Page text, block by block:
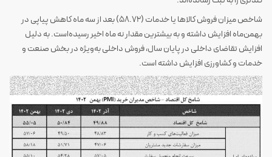
شاخص میزان فروش کالاها یا خدمات (58.72) بعد از سه ماه کاهش پیاپی در
بهمن‌ماه افزایش داشته و به بیشترین مقدار نه ماه اخیر رسیده‌است. به دلیل
افزایش تقاضای داخلی در پایان سال، فروش داخلی به‌ویژه در بخش صنعت و
خدمات و کشاورزی افزایش داشته است.